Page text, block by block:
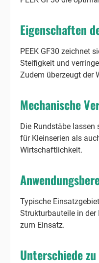
Eigenschaften
PEEK GF30 zeichnet
Steifigkeit und
Zudem überzeugt der
Mechanische
Die Rundstäbe
für Kleinserien als
Wirtschaftlichkeit.
Typische
Strukturbauteile in
zum Einsatz.
Unterschiede